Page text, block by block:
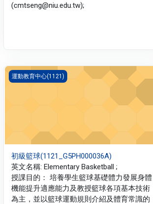
(cmtseng@niu.edu.tw);
初級籃球(1121_G5PH000036A)
運動教育中心(1121)
初級籃球(1121_G5PH000036A)
英文名稱: Elementary Basketball ;
授課目的： 培養學生籃球基礎體力發展身體
機能提升適應能力及教授籃球各項基本技術
為主，並以籃球運動規則介紹及體育常識的